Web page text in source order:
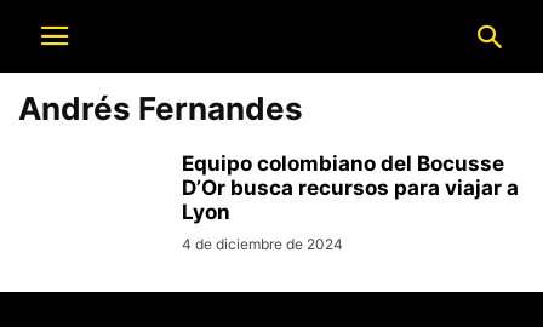
Andrés Fernandes
Equipo colombiano del Bocusse
D’Or busca recursos para viajar a
Lyon
4 de diciembre de 2024